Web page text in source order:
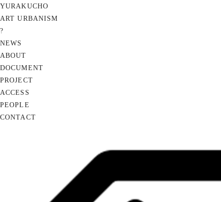
YURAKUCHO
ART URBANISM
?
NEWS
ABOUT
DOCUMENT
PROJECT
ACCESS
PEOPLE
CONTACT